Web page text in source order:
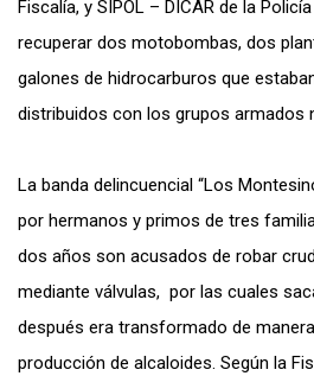
Fiscalía, y SIPOL – DICAR de la
recuperar dos motobombas, dos
galones de hidrocarburos que
distribuidos con los grupos armados
La banda delincuencial “Los
por hermanos y primos de tres
dos años son acusados de robar
mediante válvulas, por las cuales
después era transformado de
producción de alcaloides. Según la